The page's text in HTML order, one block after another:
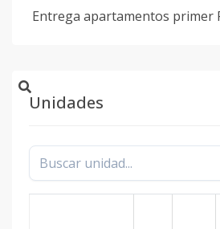
Entrega apartamentos primer
Unidades